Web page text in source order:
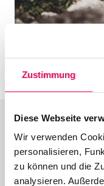
Zustimmung
Diese Webseite
Wir verwenden
personalisieren,
zu können und die
analysieren.
Schwimmen